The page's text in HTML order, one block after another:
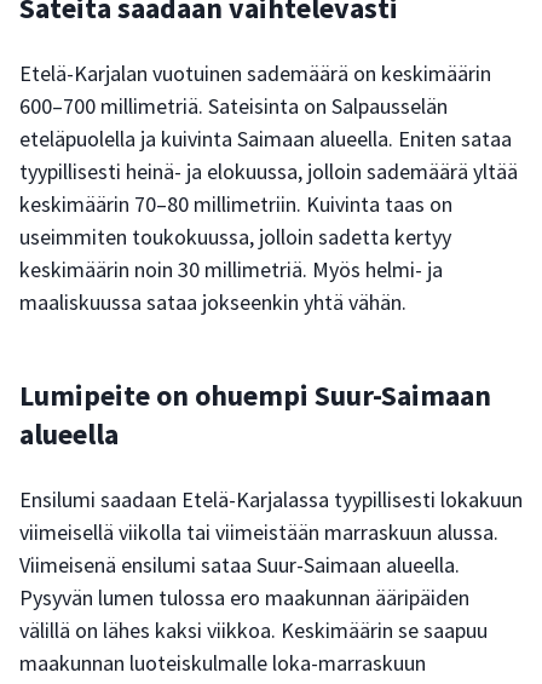
Sateita saadaan vaihtelevasti
Etelä-Karjalan vuotuinen sademäärä on keskimäärin
600–700 millimetriä. Sateisinta on Salpausselän
eteläpuolella ja kuivinta Saimaan alueella. Eniten sataa
tyypillisesti heinä- ja elokuussa, jolloin sademäärä yltää
keskimäärin 70–80 millimetriin. Kuivinta taas on
useimmiten toukokuussa, jolloin sadetta kertyy
keskimäärin noin 30 millimetriä. Myös helmi- ja
maaliskuussa sataa jokseenkin yhtä vähän.
Lumipeite on ohuempi Suur-Saimaan
alueella
Ensilumi saadaan Etelä-Karjalassa tyypillisesti lokakuun
viimeisellä viikolla tai viimeistään marraskuun alussa.
Viimeisenä ensilumi sataa Suur-Saimaan alueella.
Pysyvän lumen tulossa ero maakunnan ääripäiden
välillä on lähes kaksi viikkoa. Keskimäärin se saapuu
maakunnan luoteiskulmalle loka-marraskuun